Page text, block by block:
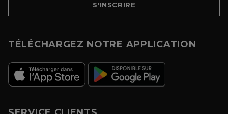
S'INSCRIRE
TÉLÉCHARGEZ NOTRE APPLICATION